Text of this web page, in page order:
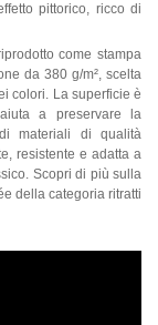
pittorico, ricco di
come stampa
da 380 g/m², scelta
colori. La superficie è
a preservare la
materiali di qualità
resistente e adatta a
Scopri di più sulla
della categoria ritratti